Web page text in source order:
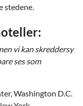
stedene.
vi kan skreddersy
ses som
Washington D.C.